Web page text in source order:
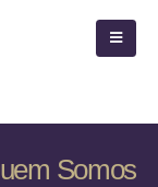
Somos